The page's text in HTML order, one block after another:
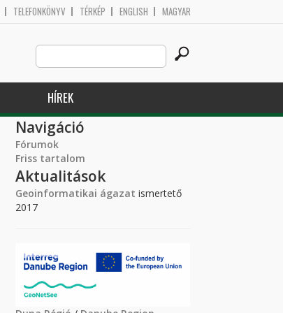
TELEFONKÖNYV TÉRKÉP ENGLISH MAGYAR
Search
this
site
HÍREK
Navigáció
Fórumok
Friss tartalom
Aktualitások
Geoinformatikai ágazat ismertető
2017